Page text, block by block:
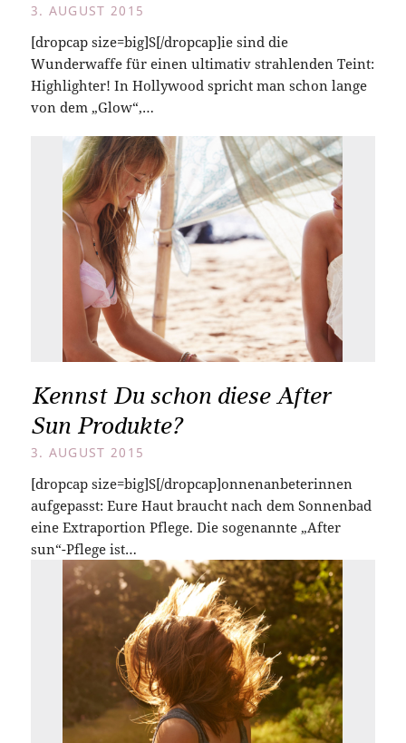
3. AUGUST 2015
[dropcap size=big]S[/dropcap]ie sind die
Wunderwaffe für einen ultimativ strahlenden Teint:
Highlighter! In Hollywood spricht man schon lange
von dem „Glow“,…
Kennst Du schon diese After
Sun Produkte?
3. AUGUST 2015
[dropcap size=big]S[/dropcap]onnenanbeterinnen
aufgepasst: Eure Haut braucht nach dem Sonnenbad
eine Extraportion Pflege. Die sogenannte „After
sun“-Pflege ist…